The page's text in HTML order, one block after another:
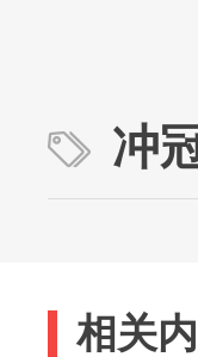
冲
相关